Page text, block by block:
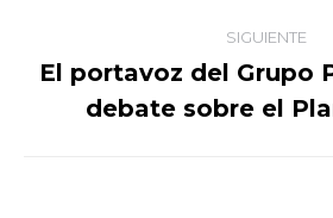
SIGUIENTE
El portavoz del Grupo
debate sobre el